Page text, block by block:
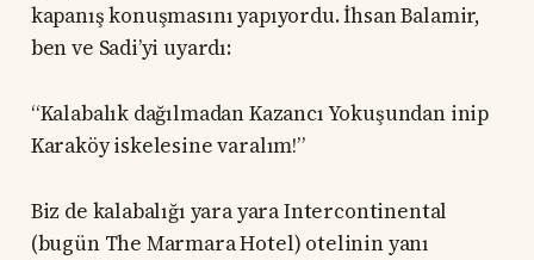
kapanış konuşmasını yapıyordu. İhsan Balamir,
ben ve Sadi’yi uyardı:
“Kalabalık dağılmadan Kazancı Yokuşundan inip
Karaköy iskelesine varalım!”
Biz de kalabalığı yara yara Intercontinental
(bugün The Marmara Hotel) otelinin yanı